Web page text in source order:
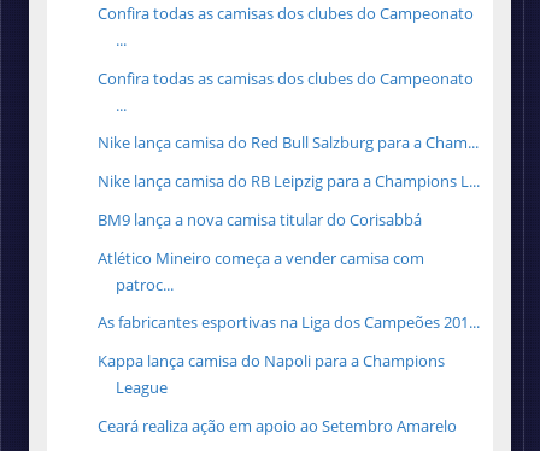
Confira todas as camisas dos clubes do Campeonato
...
Confira todas as camisas dos clubes do Campeonato
...
Nike lança camisa do Red Bull Salzburg para a Cham...
Nike lança camisa do RB Leipzig para a Champions L...
BM9 lança a nova camisa titular do Corisabbá
Atlético Mineiro começa a vender camisa com
patroc...
As fabricantes esportivas na Liga dos Campeões 201...
Kappa lança camisa do Napoli para a Champions
League
Ceará realiza ação em apoio ao Setembro Amarelo